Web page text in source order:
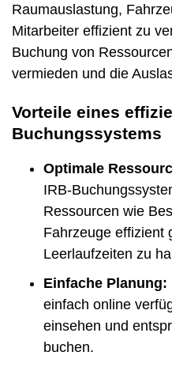
Raumauslastung,
Mitarbeiter effizient zu
Buchung von
vermieden und die
Vorteile eines
Buchungssystems
Optimale
IRB-
Ressourcen wie
Fahrzeuge effizient
Leerlaufzeiten zu
Einfache Planung:
einfach online
einsehen und
buchen.